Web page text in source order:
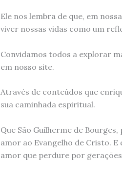
Ele nos lembra de que, em
viver nossas vidas como um
Convidamos todos a explorar
em nosso site.
Através de conteúdos que
sua caminhada espiritual.
Que São Guilherme de
amor ao Evangelho de Cristo.
amor que perdure por